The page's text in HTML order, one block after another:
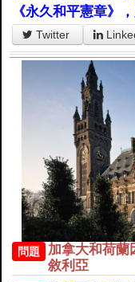
《永久和平憲章》
Twitter
問題
加拿大和荷蘭
敘利亞